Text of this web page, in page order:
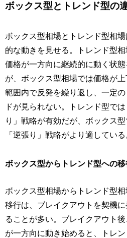
ボックス型とトレンド型の
ボックス型相場とトレンド型相場
的な動きを見せる。トレンド型相
価格が一方向に継続的に動く状態
が、ボックス型相場では価格が
範囲内で反発を繰り返し、一定の
ドが見られない。トレンド型で
り」戦略が有効だが、ボックス型
「逆張り」戦略がより適している
ボックス型からトレンド型への移
ボックス型相場からトレンド型
移行は、ブレイクアウトを契機に
ることが多い。ブレイクアウト
が一方向に動き始めると、トレン